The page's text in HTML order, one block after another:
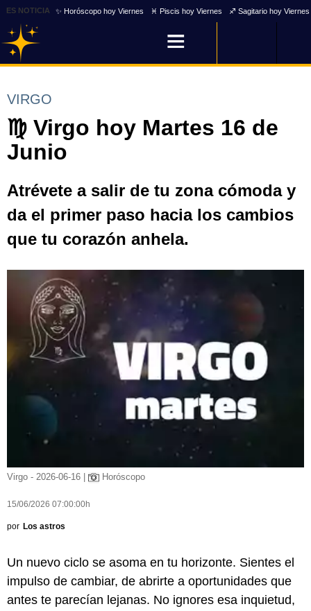
ES NOTICIA ✨ Horóscopo hoy Viernes ♓ Piscis hoy Viernes ♐ Sagitario hoy Viernes
VIRGO
♍ Virgo hoy Martes 16 de
Junio
Atrévete a salir de tu zona cómoda y
da el primer paso hacia los cambios
que tu corazón anhela.
Virgo - 2026-06-16 | Horóscopo
15/06/2026 07:00:00h
por Los astros
Un nuevo ciclo se asoma en tu horizonte. Sientes el
impulso de cambiar, de abrirte a oportunidades que
antes te parecían lejanas. No ignores esa inquietud,